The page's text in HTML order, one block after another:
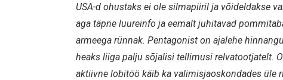
USA-d ohustaks ei ole silmapiiril ja võideldakse
aga täpne luureinfo ja eemalt juhitavad
armeega rünnak. Pentagonist on ajalehe
heaks liiga palju sõjalisi tellimusi relvatootjatelt.
aktiivne lobitöö käib ka valimisjaoskondades üle